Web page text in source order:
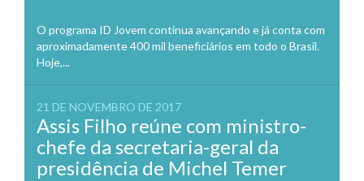
O programa ID Jovem continua avançando e já conta com
aproximadamente 400 mil beneficiários em todo o Brasil.
Hoje,...
21 DE NOVEMBRO DE 2017
Assis Filho reúne com ministro-
chefe da secretaria-geral da
presidência de Michel Temer